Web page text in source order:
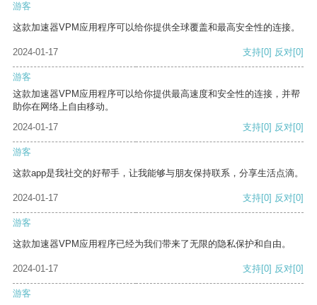
游客
这款加速器VPM应用程序可以给你提供全球覆盖和最高安全性的连接。
2024-01-17 支持[0] 反对[0]
游客
这款加速器VPM应用程序可以给你提供最高速度和安全性的连接，并帮
助你在网络上自由移动。
2024-01-17
支持[0] 反对[0]
游客
这款app是我社交的好帮手，让我能够与朋友保持联系，分享生活点滴。
2024-01-17 支持[0] 反对[0]
游客
这款加速器VPM应用程序已经为我们带来了无限的隐私保护和自由。
2024-01-17 支持[0] 反对[0]
游客